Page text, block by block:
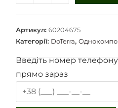
Артикул:60204675
Категорії: DoTerra,
Введіть номер
прямо зараз